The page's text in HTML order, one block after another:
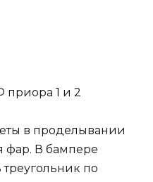
приора 1 и 2
в проделывании
фар. В бампере
по